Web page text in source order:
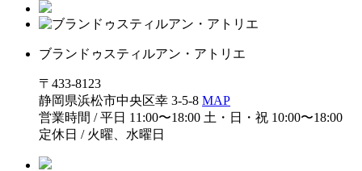
ブランドゥスティルアン・アトリエ
〒433-8123
静岡県浜松市中央区幸 3-5-8 MAP
営業時間 / 平日 11:00〜18:00 土・日・祝 10:00〜18:00
定休日 / 火曜、水曜日